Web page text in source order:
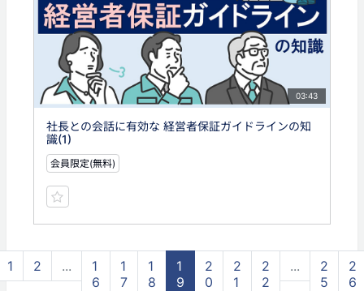
03:43
社長との会話に有効な 経営者保証ガイドラインの知
識(1)
会員限定(無料)
1 2 ...
1
6
1
7
1
8
1
9
2
0
2
1
2
2
...
2
5
2
6